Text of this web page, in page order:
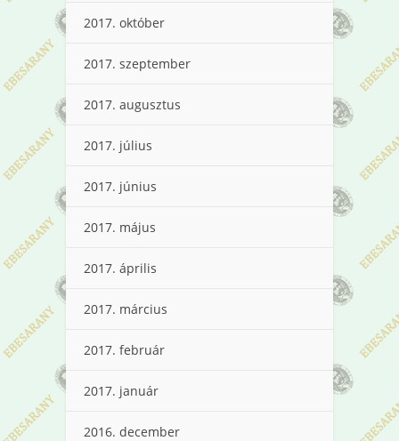
2017. október
2017. szeptember
2017. augusztus
2017. július
2017. június
2017. május
2017. április
2017. március
2017. február
2017. január
2016. december